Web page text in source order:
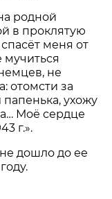
родной
в проклятую
меня от
мучиться
не
отомсти за
ухожу
Моё сердце
г.».
дошло до ее